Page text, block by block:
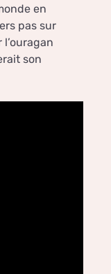
en
pas sur
son